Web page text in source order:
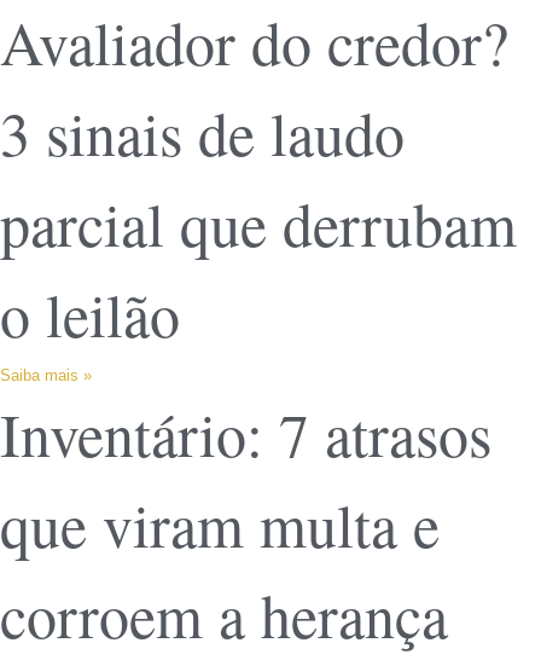
Avaliador do credor?
3 sinais de laudo
parcial que derrubam
o leilão
Saiba mais »
Inventário: 7 atrasos
que viram multa e
corroem a herança